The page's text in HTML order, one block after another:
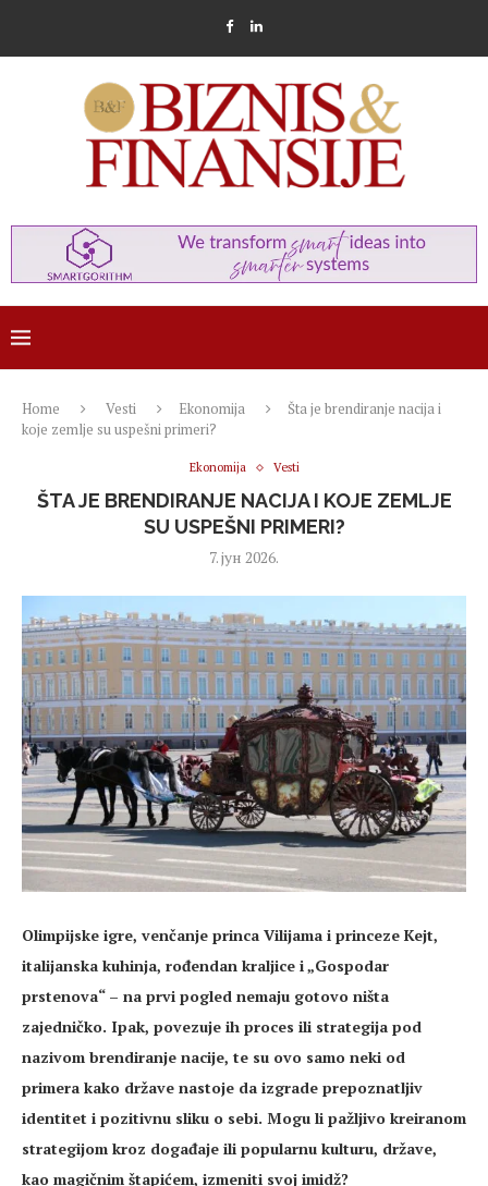
Home Vesti Ekonomija
Šta je brendiranje nacija i
koje zemlje su uspešni primeri?
Ekonomija Vesti
ŠTA JE BRENDIRANJE NACIJA I KOJE ZEMLJE
SU USPEŠNI PRIMERI?
7. јун 2026.
Olimpijske igre, venčanje princa Vilijama i princeze Kejt,
italijanska kuhinja, rođendan kraljice i „Gospodar
prstenova“ – na prvi pogled nemaju gotovo ništa
zajedničko. Ipak, povezuje ih proces ili strategija pod
nazivom brendiranje nacije, te su ovo samo neki od
primera kako države nastoje da izgrade prepoznatljiv
identitet i pozitivnu sliku o sebi. Mogu li pažljivo kreiranom
strategijom kroz događaje ili popularnu kulturu, države,
kao magičnim štapićem, izmeniti svoj imidž?